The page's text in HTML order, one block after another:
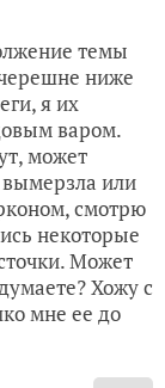
темы
ниже
я их
варом.
может
вымерзла или
смотрю
некоторые
Может
Хожу с
мне ее до